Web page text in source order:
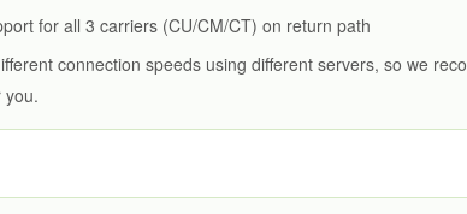
for all 3 carriers (CU/CM/CT) on return path
connection speeds using different servers, so we reco
you.